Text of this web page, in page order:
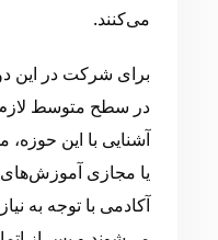
می‌کنند.
برای شرکت در این
در سطح متوسط
آشنایی با این
یا مجازی آموزش‌های
آکادمی با توجه به